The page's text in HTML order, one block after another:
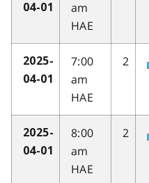
04-01
am
HAE
2025-
04-01
7:00
am
HAE
2
2025-
04-01
8:00
am
HAE
2